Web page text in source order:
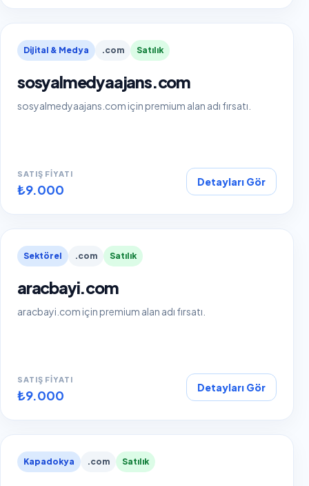
Dijital & Medya .com Satılık
sosyalmedyaajans.com
sosyalmedyaajans.com için premium alan adı fırsatı.
SATIŞ FIYATI
₺9.000 Detayları Gör
Sektörel .com Satılık
aracbayi.com
aracbayi.com için premium alan adı fırsatı.
SATIŞ FIYATI
₺9.000 Detayları Gör
Kapadokya .com Satılık